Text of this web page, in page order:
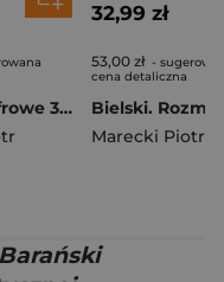
Gatunki cyfrowe 3. Historie mówione
32,99 zł
53,00 zł -
cena detaliczna
Marecki Piotr
Barański